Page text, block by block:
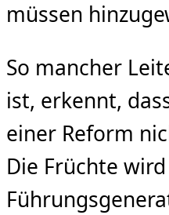
müssen
So mancher
ist, erkennt,
einer Reform
Die Früchte